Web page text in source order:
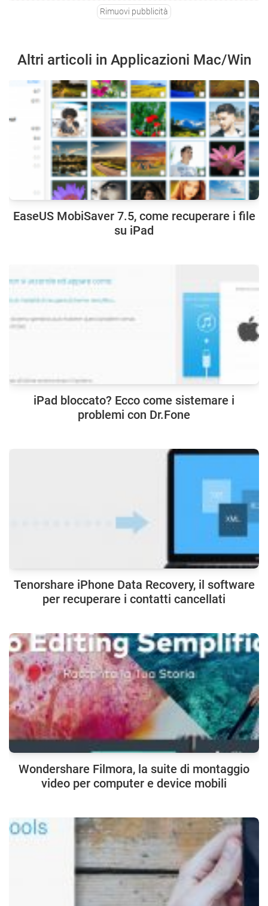
Rimuovi pubblicità
Altri articoli in Applicazioni Mac/Win
EaseUS MobiSaver 7.5, come recuperare i file
su iPad
iPad bloccato? Ecco come sistemare i
problemi con Dr.Fone
Tenorshare iPhone Data Recovery, il software
per recuperare i contatti cancellati
Wondershare Filmora, la suite di montaggio
video per computer e device mobili